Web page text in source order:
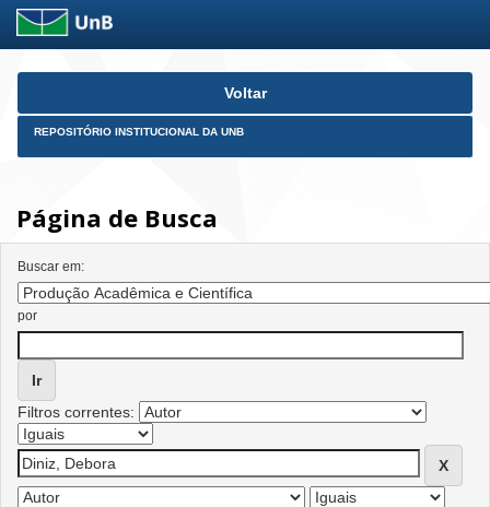
Skip
Voltar
REPOSITÓRIO INSTITUCIONAL DA UNB
Página de Busca
Buscar em:
por
Filtros correntes: